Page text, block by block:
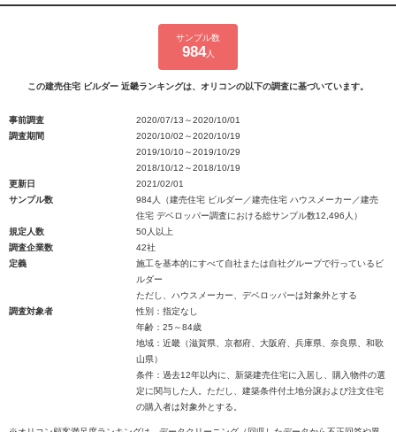
サンプル数
984人
この建売住宅 ビルダー 近畿ランキングは、オリコンの以下の調査に基づいています。
事前調査
2020/07/13～2020/10/01
調査期間
2020/10/02～2020/10/19
2019/10/10～2019/10/29
2018/10/12～2018/10/19
更新日
2021/02/01
サンプル数
984人（建売住宅 ビルダー／建売住宅 ハウスメーカー／建売
住宅 デベロッパー調査における総サンプル数12,496人）
規定人数
50人以上
調査企業数
42社
定義
施工を基本的にすべて自社または自社グループで行っているビ
ルダー
ただし、ハウスメーカー、デベロッパーは対象外とする
調査対象者
性別：指定なし
年齢：25～84歳
地域：近畿（滋賀県、京都府、大阪府、兵庫県、奈良県、和歌
山県）
条件：過去12年以内に、新築建売住宅に入居し、購入物件の選
定に関与した人。ただし、建築条件付土地分譲および注文住宅
の購入者は対象外とする。